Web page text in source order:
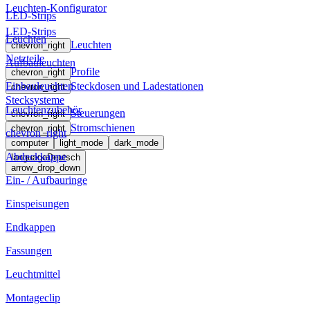
Leuchten-Konfigurator
LED-Strips
chevron_right Leuchten
Netzteile
chevron_right Profile
chevron_right Steckdosen und Ladestationen
Stecksysteme
chevron_right Steuerungen
chevron_right Stromschienen
computer light_mode
dark_mode
languageDeutsch
arrow_drop_down
LED-Strips
Leuchten
Aufbauleuchten
Einbauleuchten
Leuchtenzubehör
chevron_right
Abdeckkappe
Ein- / Aufbauringe
Einspeisungen
Endkappen
Fassungen
Leuchtmittel
Montageclip